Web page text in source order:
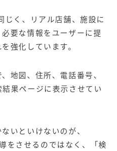
じく、リアル店舗、施設に
要な情報をユーザーに提
強化しています。
地図、住所、電話番号、
果ページに表示させてい
いといけないのが、
をさせるのではなく、「検